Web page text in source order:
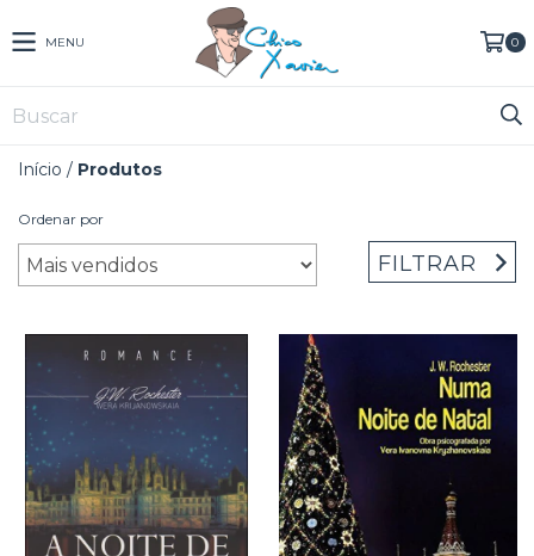
MENU 0
Início / Produtos
Ordenar por
FILTRAR